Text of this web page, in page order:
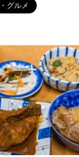
グルメ